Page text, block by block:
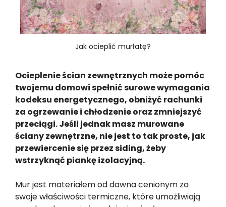
Jak ocieplić murłatę?
Ocieplenie ścian zewnętrznych może pomóc
twojemu domowi spełnić surowe wymagania
kodeksu energetycznego, obniżyć rachunki
za ogrzewanie i chłodzenie oraz zmniejszyć
przeciągi. Jeśli jednak masz murowane
ściany zewnętrzne, nie jest to tak proste, jak
przewiercenie się przez siding, żeby
wstrzyknąć piankę izolacyjną.
Mur jest materiałem od dawna cenionym za
swoje właściwości termiczne, które umożliwiają